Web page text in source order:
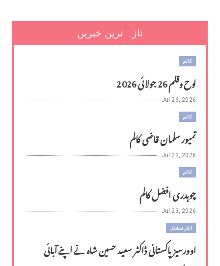
تازہ ترین خبریں
کالم
لوح وقلم 26 جولائی 2026
Jul 26, 2026
کالم
تمیور سلمان قاضی کالم
Jul 23, 2026
کالم
چوہدری افضل کالم
Jul 23, 2026
انٹر نیشنل
اوورسیز پاکستانی ڈاکٹر سعید حسین شاہ نے اپنے آبائی